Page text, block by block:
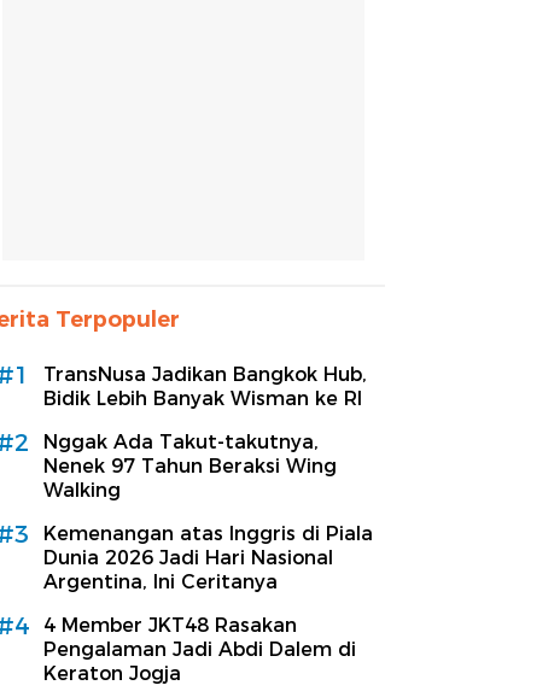
Terpopuler
TransNusa Jadikan Bangkok Hub,
Bidik Lebih Banyak Wisman ke RI
Nggak Ada Takut-takutnya,
Nenek 97 Tahun Beraksi Wing
Walking
Kemenangan atas Inggris di Piala
Dunia 2026 Jadi Hari Nasional
Argentina, Ini Ceritanya
4 Member JKT48 Rasakan
Pengalaman Jadi Abdi Dalem di
Keraton Jogja